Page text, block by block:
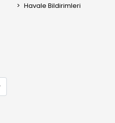
Havale Bildirimleri